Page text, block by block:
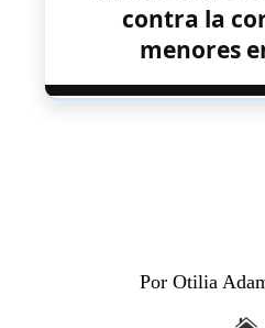
contra la
menores
Por Otilia